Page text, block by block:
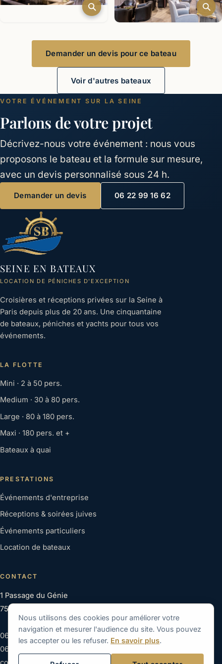
Demander un devis pour ce bateau
Voir d'autres bateaux
VOTRE ÉVÉNEMENT SUR LA SEINE
Parlons de votre projet
Décrivez-nous votre événement : nous vous
proposons le bateau et la formule sur mesure,
avec un devis personnalisé sous 24 h.
Demander un devis 06 22 99 16 62
SEINE EN BATEAUX
LOCATION DE PÉNICHES D'EXCEPTION
Croisières et réceptions privées sur la Seine à
Paris depuis plus de 20 ans. Une cinquantaine
de bateaux, péniches et yachts pour tous vos
événements.
LA FLOTTE
Mini · 2 à 50 pers.
Medium · 30 à 80 pers.
Large · 80 à 180 pers.
Maxi · 180 pers. et +
Bateaux à quai
PRESTATIONS
Événements d'entreprise
Réceptions & soirées juives
Événements particuliers
Location de bateaux
CONTACT
1 Passage du Génie
75012 Paris
06 22 99 16 62
06 83 11 08 58
Nous utilisons des cookies pour améliorer votre
navigation et mesurer l'audience du site. Vous pouvez
les accepter ou les refuser. En savoir plus.